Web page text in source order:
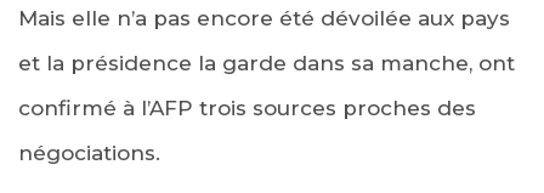
Mais elle n’a pas encore été dévoilée aux pays
et la présidence la garde dans sa manche, ont
confirmé à l’AFP trois sources proches des
négociations.